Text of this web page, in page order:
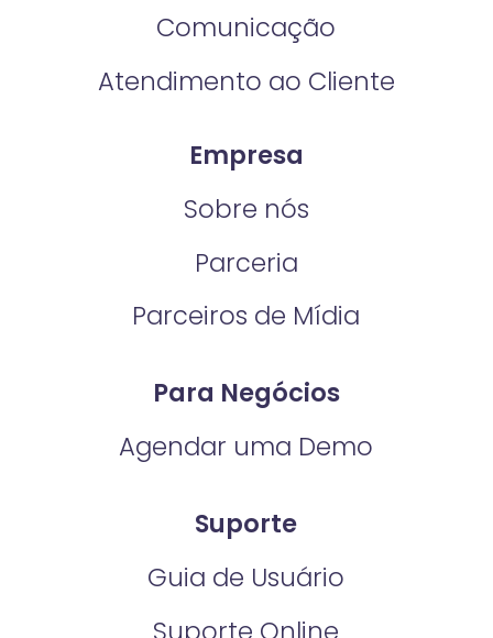
Comunicação
Atendimento ao Cliente
Empresa
Sobre nós
Parceria
Parceiros de Mídia
Para Negócios
Agendar uma Demo
Suporte
Guia de Usuário